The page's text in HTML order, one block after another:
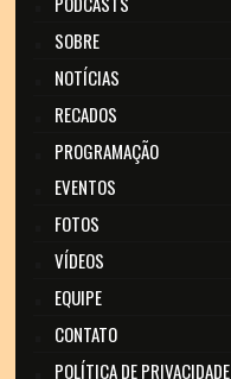
SOBRE
NOTÍCIAS
RECADOS
PROGRAMAÇÃO
EVENTOS
FOTOS
VÍDEOS
EQUIPE
CONTATO
POLÍTICA DE PRIVACIDADE